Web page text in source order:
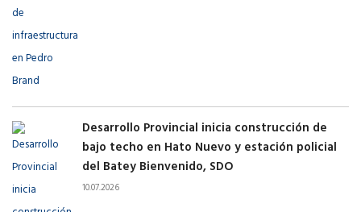
Desarrollo Provincial inicia construcción de
bajo techo en Hato Nuevo y estación policial
del Batey Bienvenido, SDO
10.07.2026